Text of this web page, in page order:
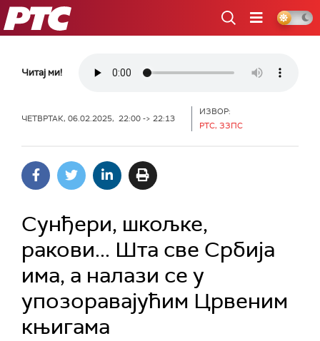
РТС
Читај ми!
ЧЕТВРТАК, 06.02.2025, 22:00 -> 22:13
ИЗВОР:
РТС, ЗЗПС
Сунђери, шкољке,
ракови... Шта све Србија
има, а налази се у
упозоравајућим Црвеним
књигама